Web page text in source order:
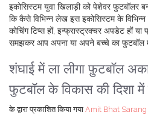
इकोसिस्टम युवा खिलाड़ी को पेशेवर फुटबॉलर
कि कैसे विभिन्न लेख इस इकोसिस्टम के
कोचिंग टिप्स हों, इन्फ्रास्ट्रक्चर अपडेट हों या
समझकर आप अपना या अपने बच्चे का फुटबॉल
शंघाई में ला लीगा फ़ुटबॉल
फुटबॉल के विकास की दिशा
के द्वारा प्रकाशित किया गया Amit Bhat Sarang